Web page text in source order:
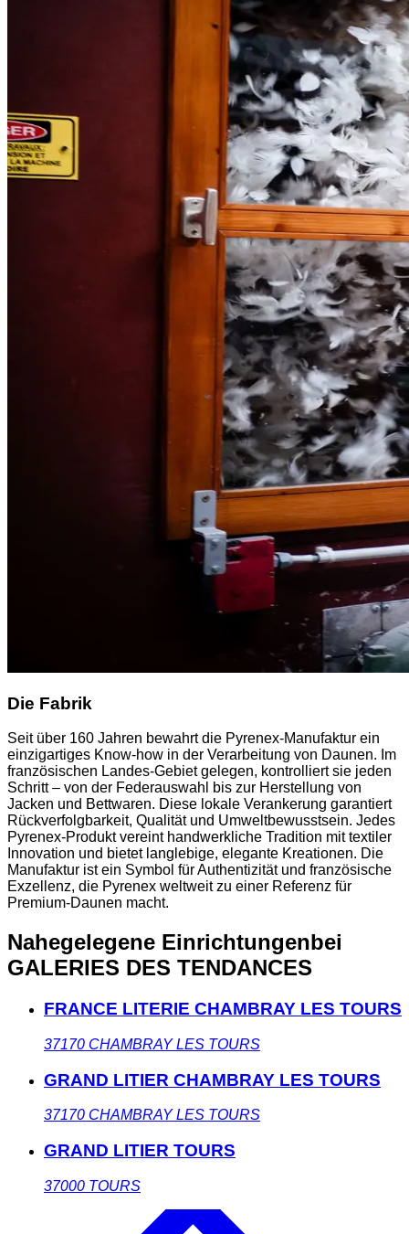
Die Fabrik
Seit über 160 Jahren bewahrt die Pyrenex-Manufaktur ein
einzigartiges Know-how in der Verarbeitung von Daunen. Im
französischen Landes-Gebiet gelegen, kontrolliert sie jeden
Schritt – von der Federauswahl bis zur Herstellung von
Jacken und Bettwaren. Diese lokale Verankerung garantiert
Rückverfolgbarkeit, Qualität und Umweltbewusstsein. Jedes
Pyrenex-Produkt vereint handwerkliche Tradition mit textiler
Innovation und bietet langlebige, elegante Kreationen. Die
Manufaktur ist ein Symbol für Authentizität und französische
Exzellenz, die Pyrenex weltweit zu einer Referenz für
Premium-Daunen macht.
Nahegelegene Einrichtungenbei
GALERIES DES TENDANCES
FRANCE LITERIE CHAMBRAY LES TOURS
37170 CHAMBRAY LES TOURS
GRAND LITIER CHAMBRAY LES TOURS
37170 CHAMBRAY LES TOURS
GRAND LITIER TOURS
37000 TOURS